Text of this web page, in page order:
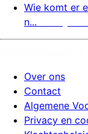
Wie komt er
n...
Over ons
Contact
Algemene
Privacy en